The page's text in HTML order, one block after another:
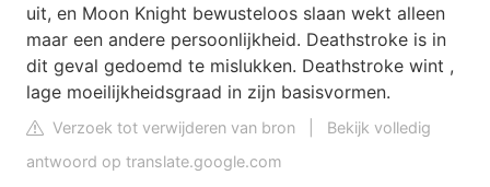
uit, en Moon Knight bewusteloos slaan wekt alleen
maar een andere persoonlijkheid. Deathstroke is in
dit geval gedoemd te mislukken. Deathstroke wint ,
lage moeilijkheidsgraad in zijn basisvormen.
Verzoek tot verwijderen van bron
Bekijk volledig
antwoord op translate.google.com